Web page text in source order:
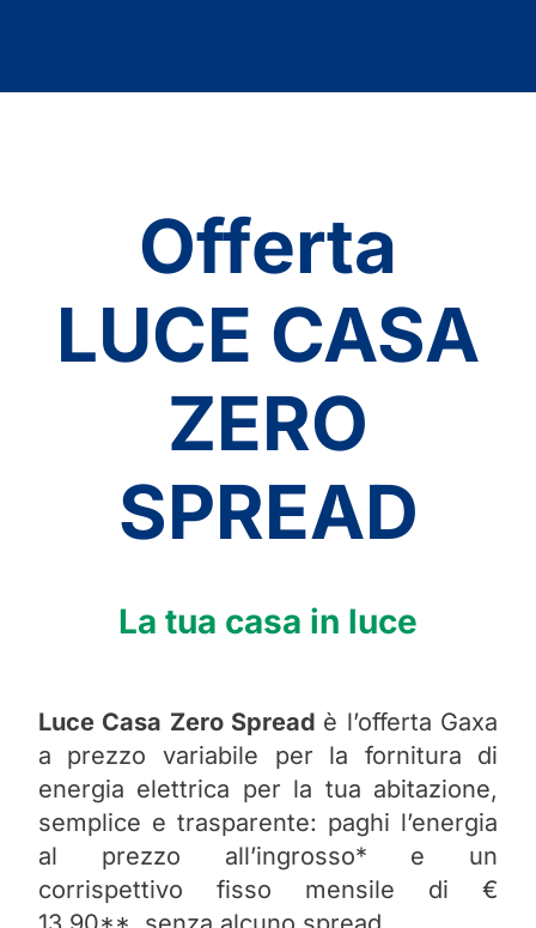
Offerta
LUCE CASA
ZERO
SPREAD
La tua casa in luce
Luce Casa Zero Spread è l’offerta Gaxa
a prezzo variabile per la fornitura di
energia elettrica per la tua abitazione,
semplice e trasparente: paghi l’energia
al prezzo all’ingrosso* e un
corrispettivo fisso mensile di €